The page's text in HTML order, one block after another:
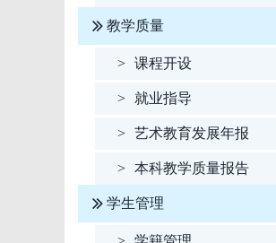
教学质量
> 课程开设
> 就业指导
> 艺术教育发展年报
> 本科教学质量报告
学生管理